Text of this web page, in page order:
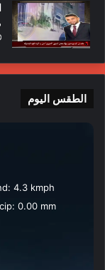
الطقس اليوم
4.3 kmph
0.00 mm